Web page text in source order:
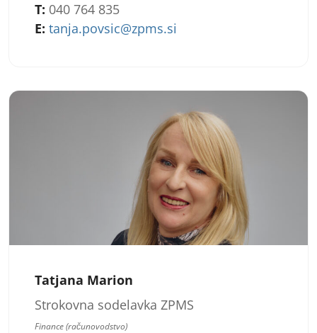
T: 040 764 835
E: tanja.povsic@zpms.si
Tatjana Marion
Strokovna sodelavka ZPMS
Finance (računovodstvo)